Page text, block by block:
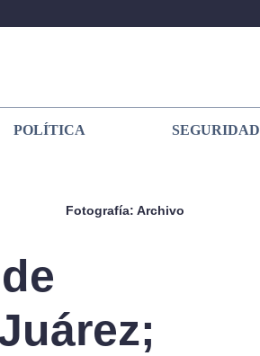
POLÍTICA SEGURIDAD
Fotografía: Archivo